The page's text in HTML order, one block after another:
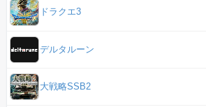
ドラクエ3
デルタルーン
大戦略SSB2